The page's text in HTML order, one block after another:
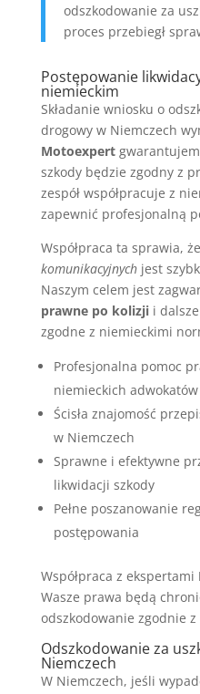
odszkodowanie za
proces przebiegł
Postępowanie
niemieckim
Składanie wniosku o
drogowy w Niemczech
Motoexpert
szkody będzie zgodny z
zespół współpracuje z
zapewnić profesjonalną
Współpraca ta sprawia, że
komunikacyjnychjest
Naszym celem jest
prawne po kolizjii
zgodne z niemieckimi
Profesjonalna pomoc
niemieckich adwokatów
Ścisła znajomość
w Niemczech
Sprawne i efektywne
likwidacji szkody
Pełne poszanowanie
postępowania
Współpraca z ekspertami
Wasze prawa będą
odszkodowanie zgodnie
Odszkodowanie za
Niemczech
W Niemczech, jeśli